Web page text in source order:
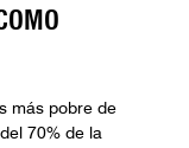
más pobre de
70% de la